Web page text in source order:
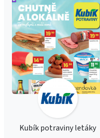
Kubík potraviny letáky